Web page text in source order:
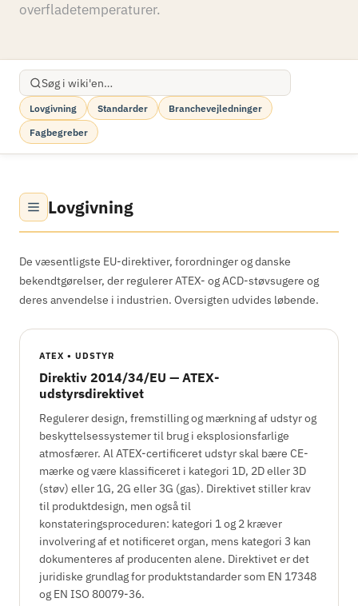
overfladetemperaturer.
Lovgivning Standarder
Branchevejledninger
Fagbegreber
Lovgivning
De væsentligste EU-direktiver, forordninger og danske
bekendtgørelser, der regulerer ATEX- og ACD-støvsugere og
deres anvendelse i industrien. Oversigten udvides løbende.
ATEX • UDSTYR
Direktiv 2014/34/EU — ATEX-
udstyrsdirektivet
Regulerer design, fremstilling og mærkning af udstyr og
beskyttelsessystemer til brug i eksplosionsfarlige
atmosfærer. Al ATEX-certificeret udstyr skal bære CE-
mærke og være klassificeret i kategori 1D, 2D eller 3D
(støv) eller 1G, 2G eller 3G (gas). Direktivet stiller krav
til produktdesign, men også til
konstateringsproceduren: kategori 1 og 2 kræver
involvering af et notificeret organ, mens kategori 3 kan
dokumenteres af producenten alene. Direktivet er det
juridiske grundlag for produktstandarder som EN 17348
og EN ISO 80079-36.